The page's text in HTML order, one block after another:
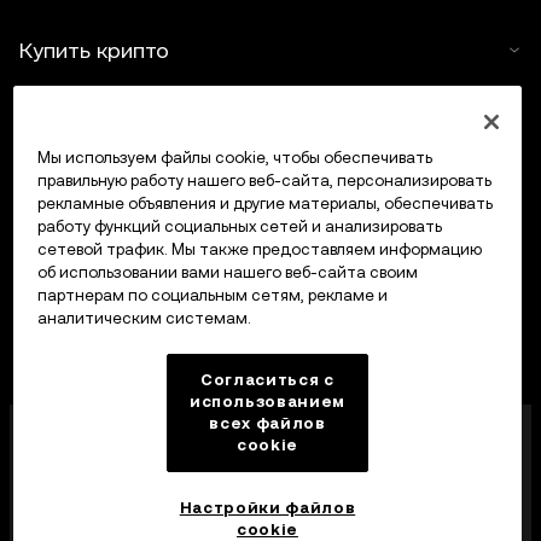
Купить крипто
Трейдинг
Компания OKX Europe Limited, работающая под
торговой маркой OKX, получила лицензию
поставщика услуг в сфере криптоактивов от MFSA
в соответствии со статьей 28 Закона о рынках
криптоактивов (глава 647 Свода законов Мальты).
Мы используем файлы cookie, чтобы обеспечивать
правильную работу нашего веб-сайта, персонализировать
рекламные объявления и другие материалы, обеспечивать
работу функций социальных сетей и анализировать
сетевой трафик. Мы также предоставляем информацию
об использовании вами нашего веб-сайта своим
партнерам по социальным сетям, рекламе и
аналитическим системам.
Согласиться с
использованием
всех файлов
cookie
Настройки файлов
cookie